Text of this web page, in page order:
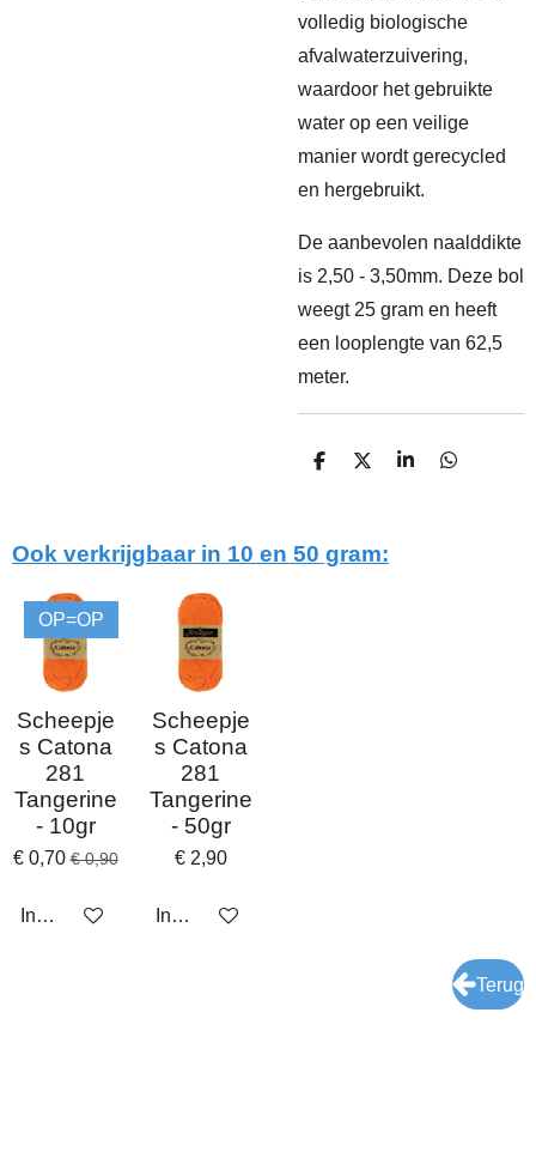
volledig biologische
afvalwaterzuivering,
waardoor het gebruikte
water op een veilige
manier wordt gerecycled
en hergebruikt.
De aanbevolen naalddikte
is 2,50 - 3,50mm. Deze bol
weegt 25 gram en heeft
een looplengte van 62,5
meter.
D
n
D
S
D
Ook verkrijgbaar in 10 en 50 gram:
OP=OP
Scheepje
s Catona
281
Tangerine
- 10gr
€ 0,70 € 0,90
In winkelwagen
Scheepje
s Catona
281
Tangerine
- 50gr
€ 2,90
In winkelwagen
Terug